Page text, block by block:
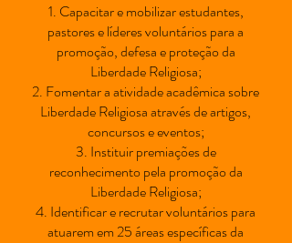
1. Capacitar e mobilizar estudantes,
pastores e líderes voluntários para a
promoção, defesa e proteção da
Liberdade Religiosa;
2. Fomentar a atividade acadêmica sobre
Liberdade Religiosa através de artigos,
concursos e eventos;
3. Instituir premiações de
reconhecimento pela promoção da
Liberdade Religiosa;
4. Identificar e recrutar voluntários para
atuarem em 25 áreas específicas da